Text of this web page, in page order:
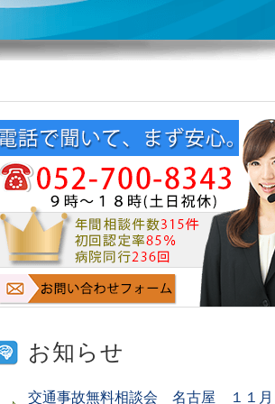
お知らせ
交通事故無料相談会 名古屋 １１月